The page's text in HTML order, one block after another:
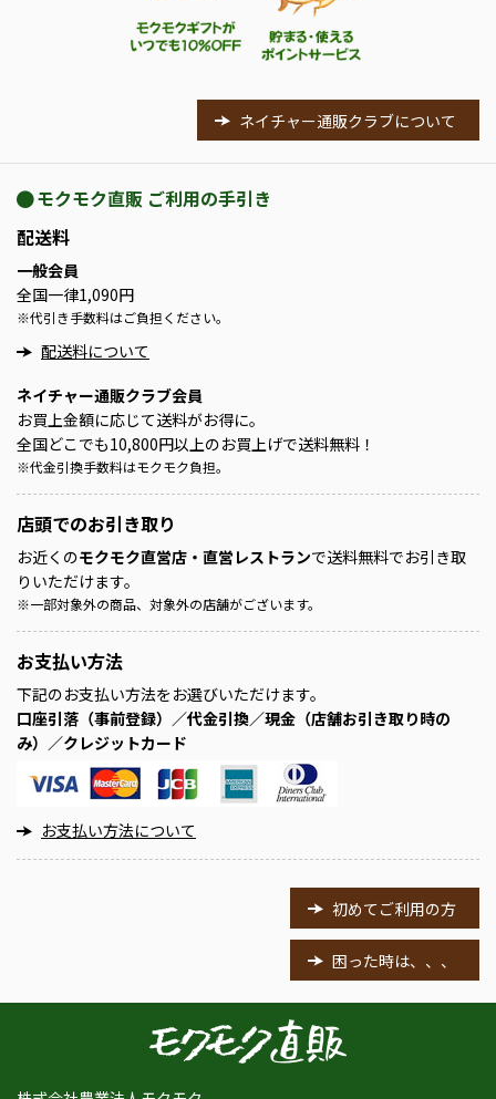
ネイチャー通販クラブについて
モクモク直販 ご利用の手引き
配送料
一般会員
全国一律1,090円
※代引き手数料はご負担ください。
配送料について
ネイチャー通販クラブ会員
お買上金額に応じて送料がお得に。
全国どこでも10,800円以上のお買上げで送料無料！
※代金引換手数料はモクモク負担。
店頭でのお引き取り
お近くのモクモク直営店・直営レストランで送料無料でお引き取
りいただけます。
※一部対象外の商品、対象外の店舗がございます。
お支払い方法
下記のお支払い方法をお選びいただけます。
口座引落（事前登録）／代金引換／現金（店舗お引き取り時の
み）／クレジットカード
お支払い方法について
初めてご利用の方
困った時は、、、